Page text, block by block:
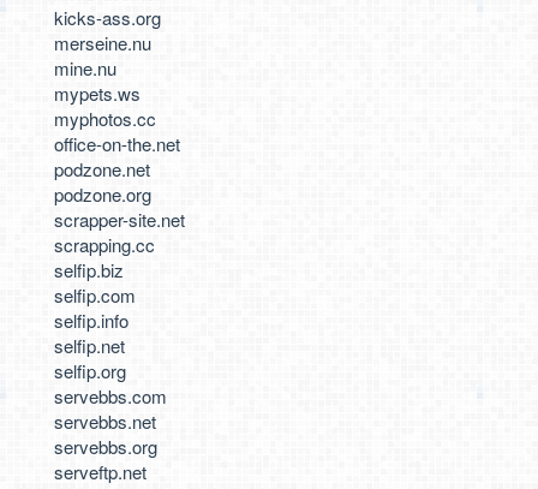
kicks-ass.org
merseine.nu
mine.nu
mypets.ws
myphotos.cc
office-on-the.net
podzone.net
podzone.org
scrapper-site.net
scrapping.cc
selfip.biz
selfip.com
selfip.info
selfip.net
selfip.org
servebbs.com
servebbs.net
servebbs.org
serveftp.net